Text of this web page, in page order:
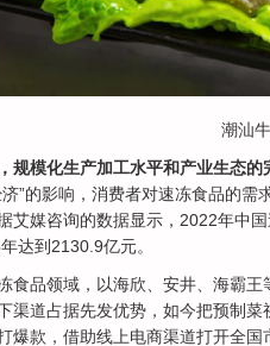
潮汕
规模化生产加工水平和产业生态的
济”的影响，消费者对速冻食品的
艾媒咨询的数据显示，2022年中
达到2130.9亿元。
食品领域，以海欣、安井、海霸
渠道占据先发优势，如今把预制
爆款，借助线上电商渠道打开全国